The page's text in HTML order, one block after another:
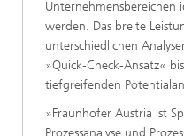
Unternehmensbereichen
werden. Das breite
unterschiedlichen
»Quick-Check-Ansatz«
tiefgreifenden
»Fraunhofer Austria ist
Prozessanalyse und